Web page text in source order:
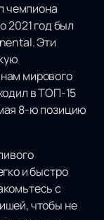
чемпиона
2021 год был
Эти
мирового
в ТОП-15
8-ю позицию
и быстро
с
чтобы не